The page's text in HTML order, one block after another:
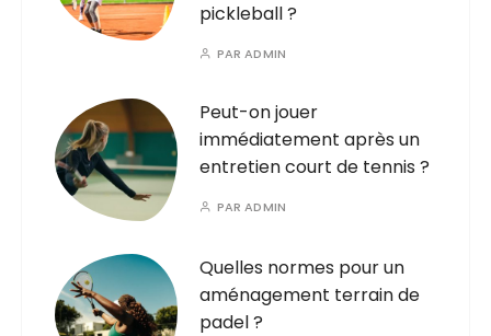
pickleball ?
PARADMIN
Peut-on jouer
immédiatement après un
entretien court de tennis ?
PARADMIN
Quelles normes pour un
aménagement terrain de
padel ?